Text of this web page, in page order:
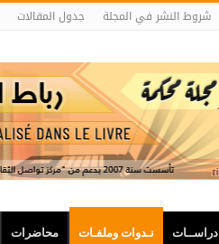
شروط النشر في المجلة جدول المقالات
دراســات نـدوات وملفـات محاضرات